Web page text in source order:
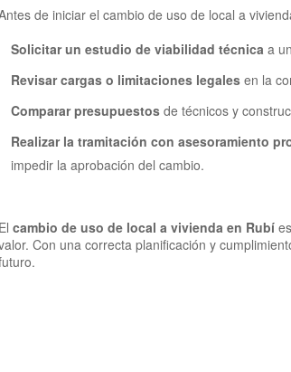
de iniciar el cambio de uso de local a
Solicitar un estudio de viabilidad técnica a
Revisar cargas o limitaciones legalesen la
Comparar presupuestosde técnicos y
Realizar la tramitación con asesoramiento
impedir la aprobación del cambio.
El cambio de uso de local a vivienda en Rubí
Con una correcta planificación y